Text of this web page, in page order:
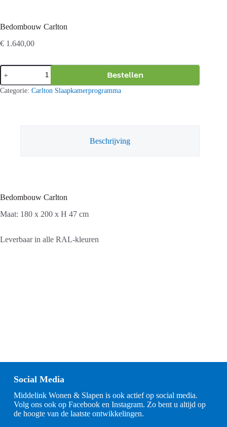
Bedombouw Carlton
€ 1.640,00
Bedombouw
Carlton
aantal
Bestellen
Categorie: Carlton Slaapkamerprogramma
Beschrijving
Bedombouw Carlton
Maat: 180 x 200 x H 47 cm
Leverbaar in alle RAL-kleuren
Social Media
Middelink Wonen & Slapen is ook actief op social media.
Volg ons ook op Facebook en Instagram. Zo bent u altijd op
de hoogte van de laatste ontwikkelingen.